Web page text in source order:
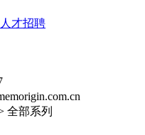
人才招聘
全部系列